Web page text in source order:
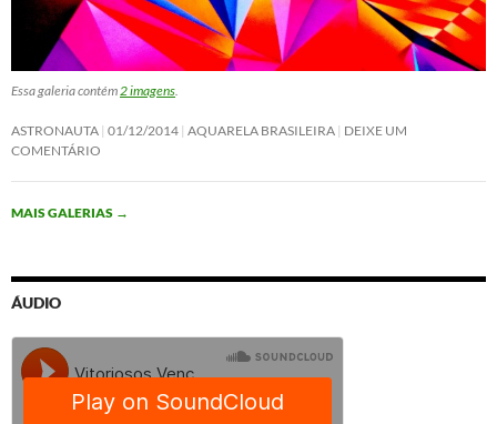
Essa galeria contém2 imagens.
ASTRONAUTA 01/12/2014 AQUARELA BRASILEIRA DEIXE UM
COMENTÁRIO
MAIS GALERIAS →
ÁUDIO